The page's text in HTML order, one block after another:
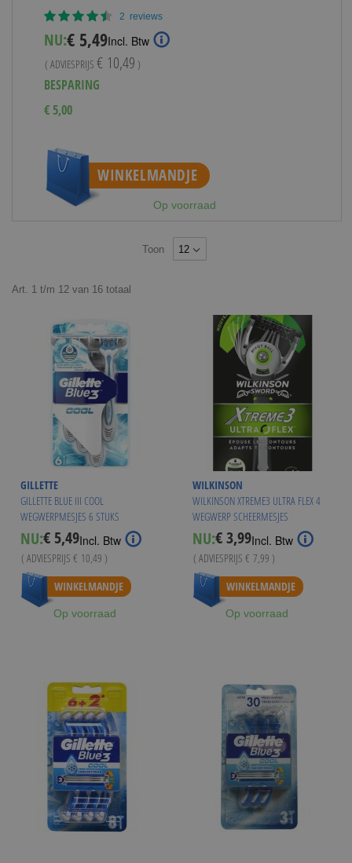
Waardering:
2 reviews
NU:Special
Price
€ 5,49Incl. Btw
( ADVIESPRIJS € 10,49 )
BESPARING
€ 5,00
WINKELMANDJE
Op voorraad
Toon
Art. 1 t/m 12 van 16 totaal
GILLETTE
GILLETTE BLUE III COOL
WEGWERPMESJES 6 STUKS
NU:Special
Price
€ 5,49Incl. Btw
( ADVIESPRIJS € 10,49 )
WINKELMANDJE
Op voorraad
WILKINSON
WILKINSON XTREME3 ULTRA FLEX 4
WEGWERP SCHEERMESJES
NU:Special
Price
€ 3,99Incl. Btw
( ADVIESPRIJS € 7,99 )
Vanaf € 3,50
WINKELMANDJE
Op voorraad